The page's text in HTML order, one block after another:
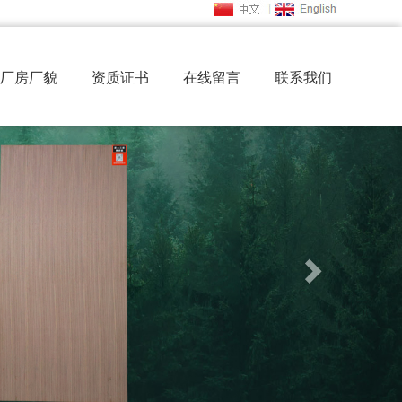
厂房厂貌 资质证书 在线留言 联系我们
Next